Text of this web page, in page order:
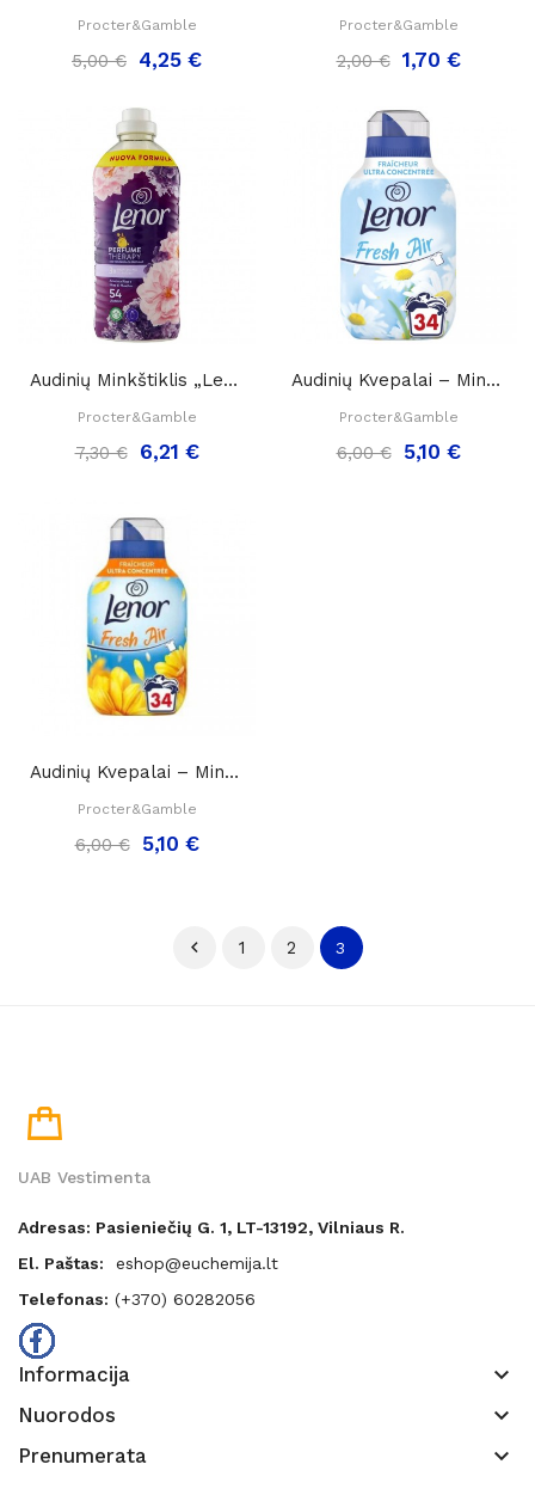
Procter&Gamble
5,00 € 4,25 €
Procter&Gamble
2,00 € 1,70 €
Audinių Minkštiklis „Lenor Amethyst Perfume...
Procter&Gamble
7,30 € 6,21 €
Audinių Kvepalai – Minkštiklis „Lenor Fresh Air...
Procter&Gamble
6,00 € 5,10 €
Audinių Kvepalai – Minkštiklis „Lenor Fresh Air...
Procter&Gamble
6,00 € 5,10 €
 1 2 3
UAB Vestimenta
Adresas: Pasieniečių G. 1, LT-13192, Vilniaus R.
El. Paštas:
eshop@euchemija.lt
Telefonas: (+370) 60282056
Informacija keyboard_arrow_down
Nuorodos keyboard_arrow_down
Prenumerata keyboard_arrow_down